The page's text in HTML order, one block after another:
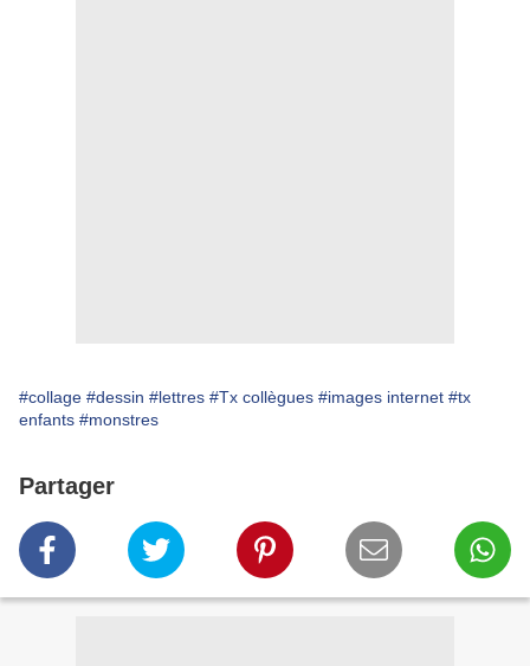
#collage #dessin #lettres #Tx collègues #images internet #tx
enfants #monstres
Partager